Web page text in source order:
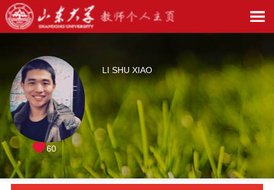
LI SHU XIAO
60